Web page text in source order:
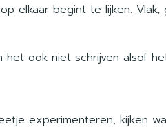
elkaar begint te lijken. Vlak,
ook niet schrijven alsof
experimenteren, kijken